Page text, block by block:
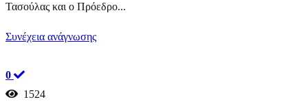
Τασούλας και ο Πρόεδρο...
Συνέχεια ανάγνωσης
0
1524